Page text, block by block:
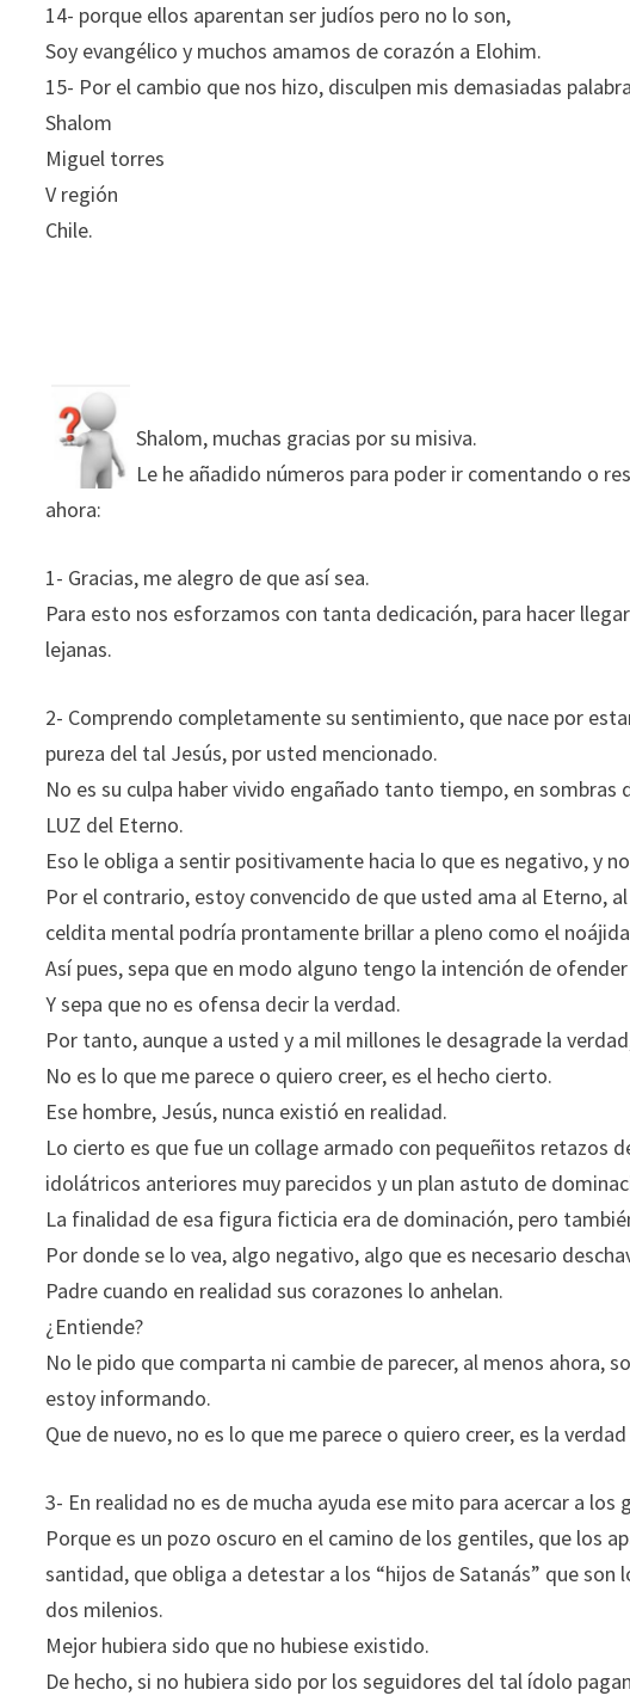
14- porque ellos aparentan ser judíos pero no lo son,
Soy evangélico y muchos amamos de corazón a Elohim.
15- Por el cambio que nos hizo, disculpen mis demasiadas
Shalom
Miguel torres
V región
Chile.
Shalom, muchas gracias por su misiva.
Le he añadido números para poder ir comentando o
ahora:
1- Gracias, me alegro de que así sea.
Para esto nos esforzamos con tanta dedicación, para hacer
lejanas.
2- Comprendo completamente su sentimiento, que nace por
pureza del tal Jesús, por usted mencionado.
No es su culpa haber vivido engañado tanto tiempo, en
LUZ del Eterno.
Eso le obliga a sentir positivamente hacia lo que es negativo, y
Por el contrario, estoy convencido de que usted ama al Eterno,
celdita mental podría prontamente brillar a pleno como el
Así pues, sepa que en modo alguno tengo la intención de
Y sepa que no es ofensa decir la verdad.
Por tanto, aunque a usted y a mil millones le desagrade la
No es lo que me parece o quiero creer, es el hecho cierto.
Ese hombre, Jesús, nunca existió en realidad.
Lo cierto es que fue un collage armado con pequeñitos retazos
idolátricos anteriores muy parecidos y un plan astuto de
La finalidad de esa figura ficticia era de dominación, pero
Por donde se lo vea, algo negativo, algo que es necesario
Padre cuando en realidad sus corazones lo anhelan.
¿Entiende?
No le pido que comparta ni cambie de parecer, al menos ahora,
estoy informando.
Que de nuevo, no es lo que me parece o quiero creer, es la
3- En realidad no es de mucha ayuda ese mito para acercar a los
Porque es un pozo oscuro en el camino de los gentiles, que los
santidad, que obliga a detestar a los “hijos de Satanás” que
dos milenios.
Mejor hubiera sido que no hubiese existido.
De hecho, si no hubiera sido por los seguidores del tal ídolo